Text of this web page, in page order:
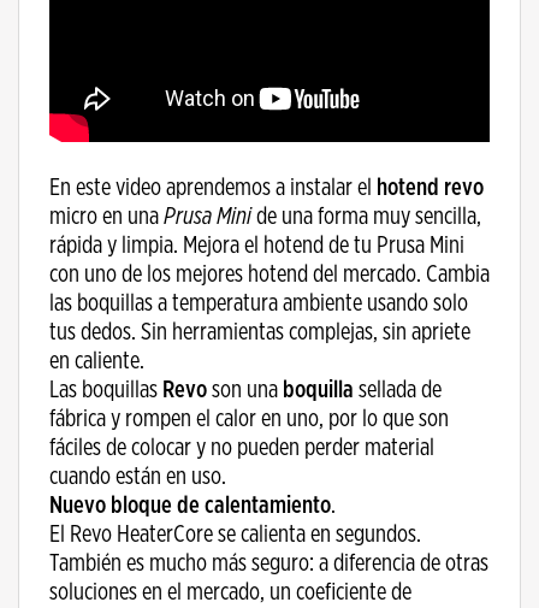
En este video aprendemos a instalar el hotend revo
micro en una Prusa Minide una forma muy sencilla,
rápida y limpia. Mejora el hotend de tu Prusa Mini
con uno de los mejores hotend del mercado. Cambia
las boquillas a temperatura ambiente usando solo
tus dedos. Sin herramientas complejas, sin apriete
en caliente.
Las boquillas Revo son una boquilla sellada de
fábrica y rompen el calor en uno, por lo que son
fáciles de colocar y no pueden perder material
cuando están en uso.
Nuevo bloque de calentamiento.
El Revo HeaterCore se calienta en segundos.
También es mucho más seguro: a diferencia de otras
soluciones en el mercado, un coeficiente de